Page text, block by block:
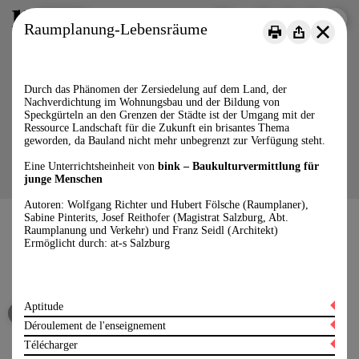
IT
Raumplanung-Lebensräume
Durch das Phänomen der Zersiedelung auf dem Land, der
Nachverdichtung im Wohnungsbau und der Bildung von
Speckgürteln an den Grenzen der Städte ist der Umgang mit der
Ressource Landschaft für die Zukunft ein brisantes Thema
geworden, da Bauland nicht mehr unbegrenzt zur Verfügung steht.
Eine Unterrichtsheinheit von bink – Baukulturvermittlung für
junge Menschen
Autoren: Wolfgang Richter und Hubert Fölsche (Raumplaner),
Sabine Pinterits, Josef Reithofer (Magistrat Salzburg, Abt.
Raumplanung und Verkehr) und Franz Seidl (Architekt)
Ermöglicht durch: at-s Salzburg
Aptitude
Cycle
3. Cycle (12 à 15 ans)
Déroulement de l'enseignement
Objectifs éducatif
Télécharger
Instagram
YouTube